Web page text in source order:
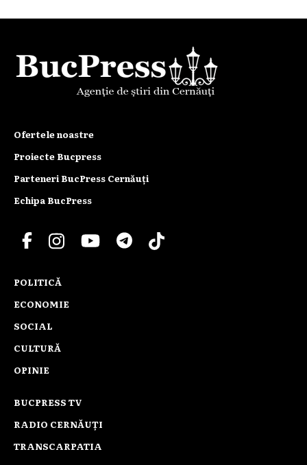
Ofertele noastre
Proiecte Bucpress
Parteneri BucPress Cernăuți
Echipa BucPress
POLITICĂ
ECONOMIE
SOCIAL
CULTURĂ
OPINIE
BUCPRESS TV
RADIO CERNĂUȚI
TRANSCARPATIA